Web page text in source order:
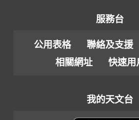
服務台
公用表格 聯絡及支援
相關網址
快速用
我的天文台